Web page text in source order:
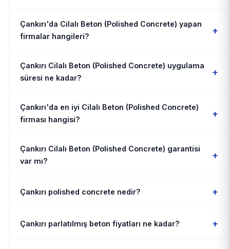
Çankırı'da Cilalı Beton (Polished Concrete) yapan
firmalar hangileri?
+
Çankırı Cilalı Beton (Polished Concrete) uygulama
süresi ne kadar?
+
Çankırı'da en iyi Cilalı Beton (Polished Concrete)
firması hangisi?
+
Çankırı Cilalı Beton (Polished Concrete) garantisi
var mı?
+
Çankırı polished concrete nedir? +
Çankırı parlatılmış beton fiyatları ne kadar? +